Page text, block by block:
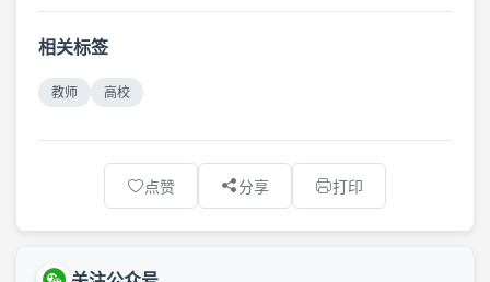
相关标签
教师 高校
点赞 分享 打印